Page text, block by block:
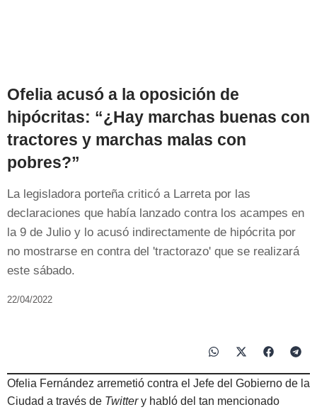
Ofelia acusó a la oposición de
hipócritas: “¿Hay marchas buenas con
tractores y marchas malas con
pobres?”
La legisladora porteña criticó a Larreta por las
declaraciones que había lanzado contra los acampes en
la 9 de Julio y lo acusó indirectamente de hipócrita por
no mostrarse en contra del 'tractorazo' que se realizará
este sábado.
22/04/2022
Ofelia Fernández arremetió contra el Jefe del Gobierno de la
Ciudad a través de Twittery habló del tan mencionado